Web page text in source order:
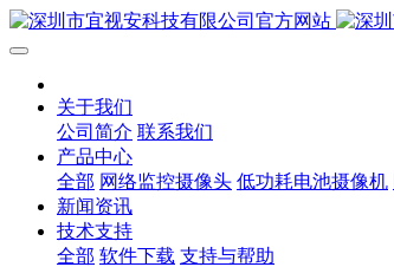
关于我们
公司简介 联系我们
产品中心
全部 网络监控摄像头 低功耗电池摄像机
新闻资讯
技术支持
全部 软件下载 支持与帮助